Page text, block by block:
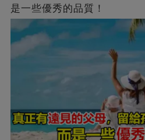
是一些優秀的品質！